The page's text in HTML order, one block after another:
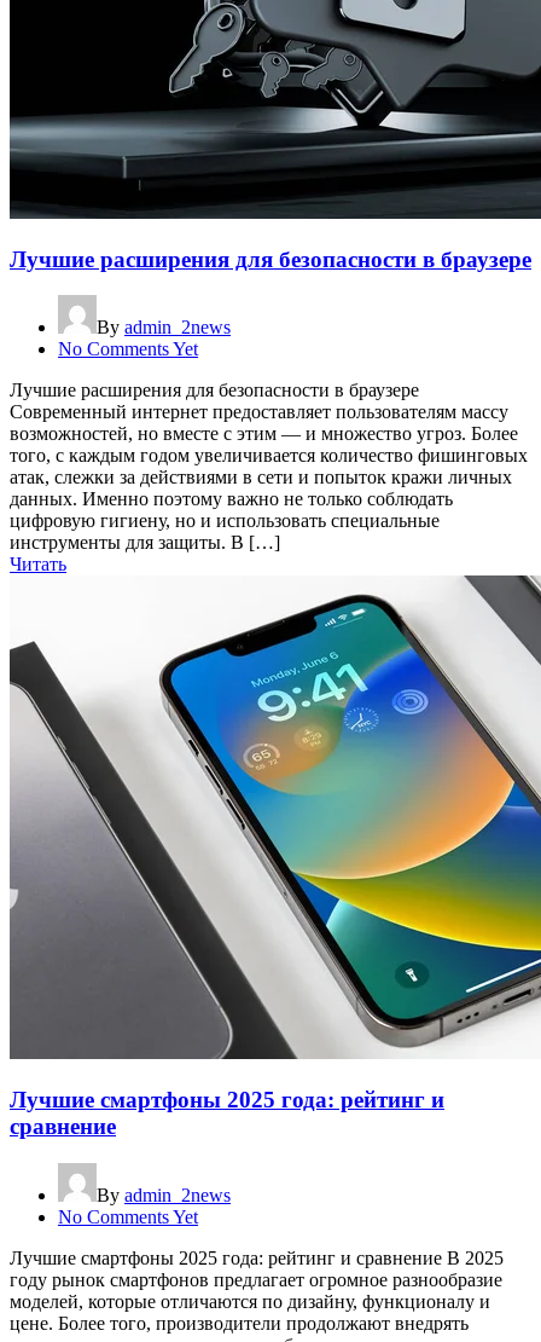
Лучшие расширения для безопасности в браузере
By admin_2news
No Comments Yet
Лучшие расширения для безопасности в браузере
Современный интернет предоставляет пользователям массу
возможностей, но вместе с этим — и множество угроз. Более
того, с каждым годом увеличивается количество фишинговых
атак, слежки за действиями в сети и попыток кражи личных
данных. Именно поэтому важно не только соблюдать
цифровую гигиену, но и использовать специальные
инструменты для защиты. В […]
Читать
Лучшие смартфоны 2025 года: рейтинг и
сравнение
By admin_2news
No Comments Yet
Лучшие смартфоны 2025 года: рейтинг и сравнение В 2025
году рынок смартфонов предлагает огромное разнообразие
моделей, которые отличаются по дизайну, функционалу и
цене. Более того, производители продолжают внедрять